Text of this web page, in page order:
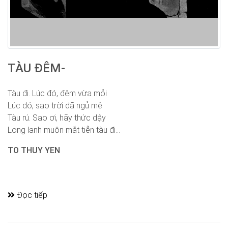
TÀU ĐÊM-
Tàu đi. Lúc đó, đêm vừa mỏi
Lúc đó, sao trời đã ngủ mê
Tàu rú. Sao ơi, hãy thức dậy
Long lanh muôn mắt tiễn tàu đi...
TO THUY YEN
Đọc tiếp